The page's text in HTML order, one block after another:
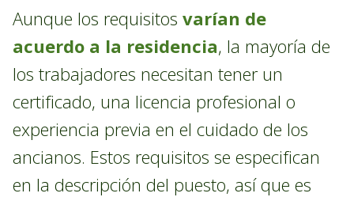
Aunque los requisitos varían de
acuerdo a la residencia, la mayoría de
los trabajadores necesitan tener un
certificado, una licencia profesional o
experiencia previa en el cuidado de los
ancianos. Estos requisitos se especifican
en la descripción del puesto, así que es